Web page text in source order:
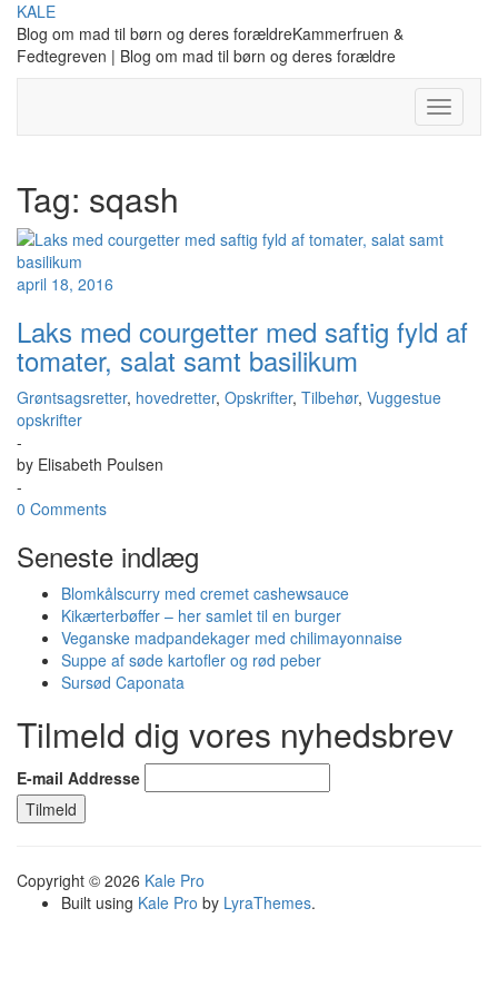
Skip
content
KALE
Blog om mad til børn og deres forældreKammerfruen &
Fedtegreven | Blog om mad til børn og deres forældre
Toggle
Tag: sqash
april 18, 2016
Laks med courgetter med saftig fyld af
tomater, salat samt basilikum
Grøntsagsretter, hovedretter, Opskrifter, Tilbehør, Vuggestue
opskrifter
-
by Elisabeth Poulsen
-
0 Comments
Seneste indlæg
Blomkålscurry med cremet cashewsauce
Kikærterbøffer – her samlet til en burger
Veganske madpandekager med chilimayonnaise
Suppe af søde kartofler og rød peber
Sursød Caponata
Tilmeld dig vores nyhedsbrev
E-mail Addresse
Copyright © 2026 Kale Pro
Built using Kale Pro by LyraThemes.